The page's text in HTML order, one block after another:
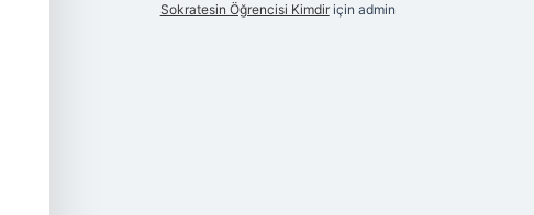
Sokratesin Öğrencisi Kimdiriçin admin